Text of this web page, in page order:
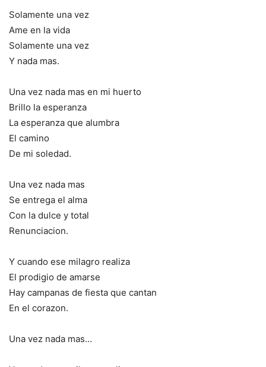
Solamente una vez
Ame en la vida
Solamente una vez
Y nada mas.
Una vez nada mas en mi huerto
Brillo la esperanza
La esperanza que alumbra
El camino
De mi soledad.
Una vez nada mas
Se entrega el alma
Con la dulce y total
Renunciacion.
Y cuando ese milagro realiza
El prodigio de amarse
Hay campanas de fiesta que cantan
En el corazon.
Una vez nada mas…